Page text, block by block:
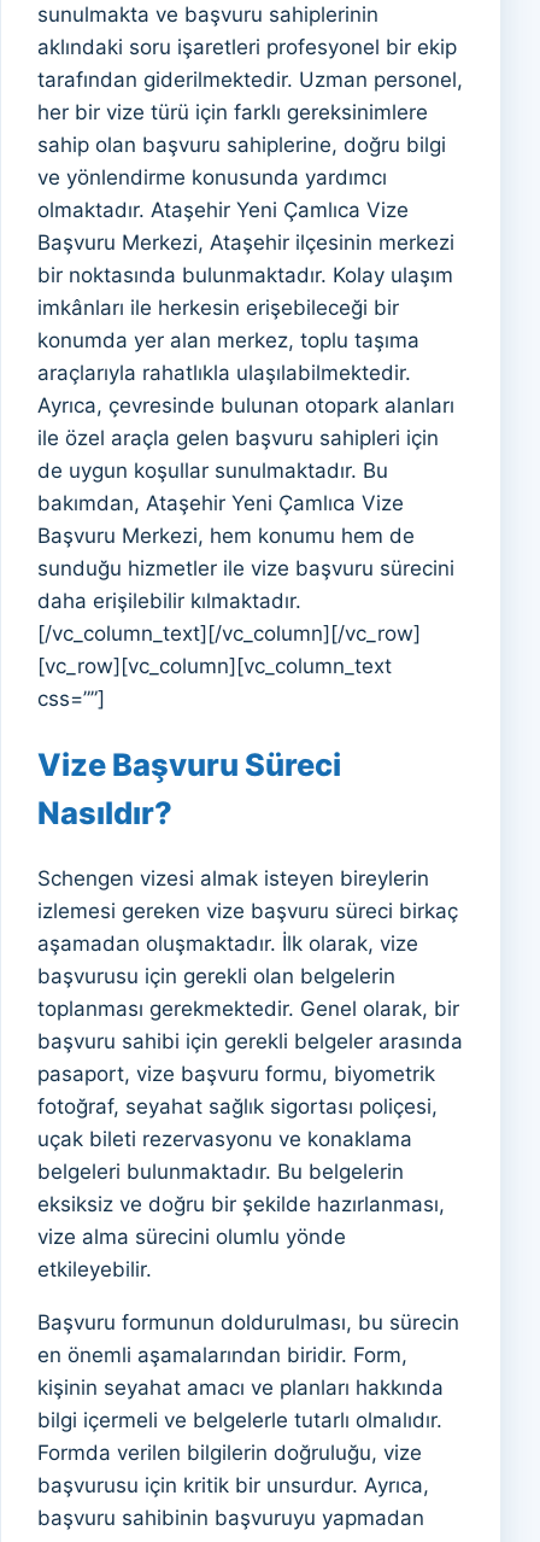
sunulmakta ve başvuru sahiplerinin
aklındaki soru işaretleri profesyonel bir ekip
tarafından giderilmektedir. Uzman personel,
her bir vize türü için farklı gereksinimlere
sahip olan başvuru sahiplerine, doğru bilgi
ve yönlendirme konusunda yardımcı
olmaktadır. Ataşehir Yeni Çamlıca Vize
Başvuru Merkezi, Ataşehir ilçesinin merkezi
bir noktasında bulunmaktadır. Kolay ulaşım
imkânları ile herkesin erişebileceği bir
konumda yer alan merkez, toplu taşıma
araçlarıyla rahatlıkla ulaşılabilmektedir.
Ayrıca, çevresinde bulunan otopark alanları
ile özel araçla gelen başvuru sahipleri için
de uygun koşullar sunulmaktadır. Bu
bakımdan, Ataşehir Yeni Çamlıca Vize
Başvuru Merkezi, hem konumu hem de
sunduğu hizmetler ile vize başvuru sürecini
daha erişilebilir kılmaktadır.
[/vc_column_text][/vc_column][/vc_row]
[vc_row][vc_column][vc_column_text
css=””]
Vize Başvuru Süreci
Nasıldır?
Schengen vizesi almak isteyen bireylerin
izlemesi gereken vize başvuru süreci birkaç
aşamadan oluşmaktadır. İlk olarak, vize
başvurusu için gerekli olan belgelerin
toplanması gerekmektedir. Genel olarak, bir
başvuru sahibi için gerekli belgeler arasında
pasaport, vize başvuru formu, biyometrik
fotoğraf, seyahat sağlık sigortası poliçesi,
uçak bileti rezervasyonu ve konaklama
belgeleri bulunmaktadır. Bu belgelerin
eksiksiz ve doğru bir şekilde hazırlanması,
vize alma sürecini olumlu yönde
etkileyebilir.
Başvuru formunun doldurulması, bu sürecin
en önemli aşamalarından biridir. Form,
kişinin seyahat amacı ve planları hakkında
bilgi içermeli ve belgelerle tutarlı olmalıdır.
Formda verilen bilgilerin doğruluğu, vize
başvurusu için kritik bir unsurdur. Ayrıca,
başvuru sahibinin başvuruyu yapmadan